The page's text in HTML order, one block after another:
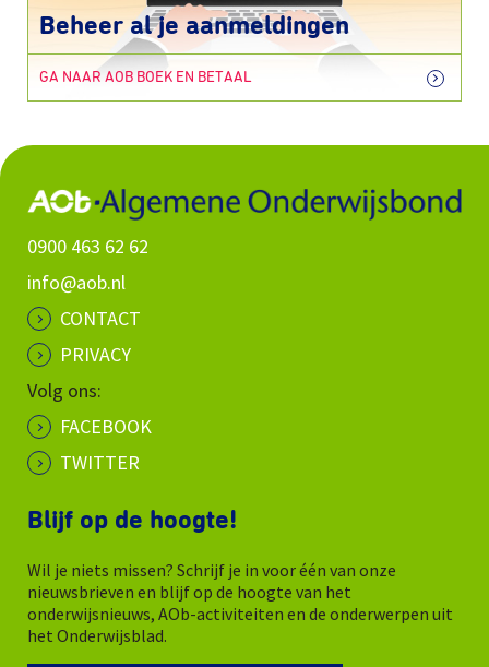
Beheer al je aanmeldingen
GA NAAR AOB BOEK EN BETAAL
0900 463 62 62
info@aob.nl
CONTACT
PRIVACY
Volg ons:
FACEBOOK
TWITTER
Blijf op de hoogte!
Wil je niets missen? Schrijf je in voor één van onze
nieuwsbrieven en blijf op de hoogte van het
onderwijsnieuws, AOb-activiteiten en de onderwerpen uit
het Onderwijsblad.